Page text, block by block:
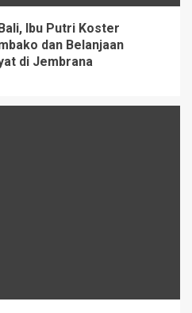
Ibu Putri Koster
dan Belanjaan
di Jembrana